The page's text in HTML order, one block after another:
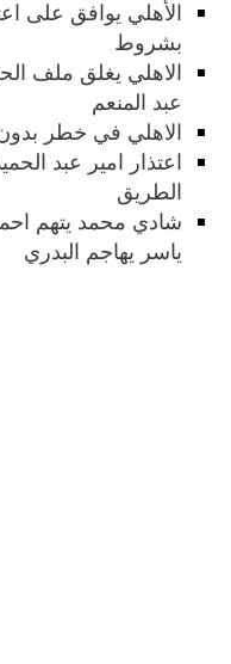
الأهلي يوافق على
بشروط
الاهلي يغلق ملف
عبد المنعم
الاهلي في خطر
اعتذار امير عبد
الطريق
شادي محمد يتهم
ياسر يهاجم البدري